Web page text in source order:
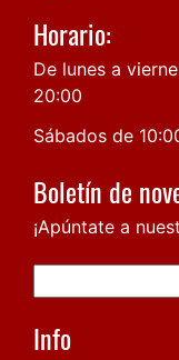
Horario:
De lunes a
20:00
Sábados de
Boletín de
¡Apúntate a
Info